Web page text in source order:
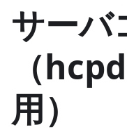
サーバ
（
用）